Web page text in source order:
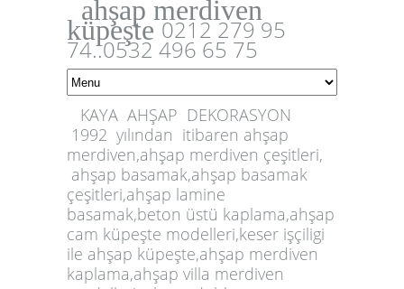
ahşap merdiven
küpeşte0212 279 95
74..0532 496 65 75
KAYA AHŞAP DEKORASYON
1992 yılından itibaren ahşap
merdiven,ahşap merdiven çeşitleri,
ahşap basamak,ahşap basamak
çeşitleri,ahşap lamine
basamak,beton üstü kaplama,ahşap
cam küpeşte modelleri,keser işçiligi
ile ahşap küpeşte,ahşap merdiven
kaplama,ahşap villa merdiven